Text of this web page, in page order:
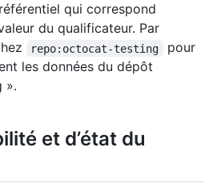
qui correspond
du qualificateur. Par
repo:octocat-testing
pour
les données du dépôt
».
et d’état du